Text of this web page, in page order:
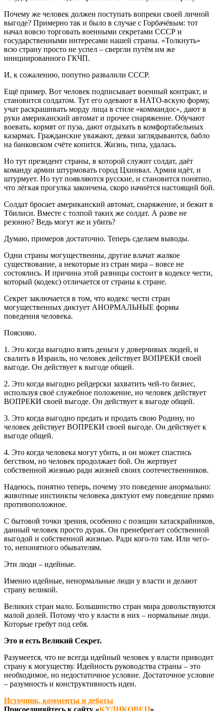
Почему же человек должен поступать вопреки своей личной
выгоде? Примерно так и было в случае с Горбачёвым: тот
начал вовсю торговать военными секретами СССР и
государственными интересами нашей страны. «Толкнуть»
всю страну просто не успел – свергли путём им же
инициированного ГКЧП.
И, к сожалению, попутно развалили СССР.
Ещё пример. Вот человек подписывает военный контракт, и
становится солдатом. Тут его одевают в НАТО-вскую форму,
учат раскрашивать морду лица в стиле «коммандос», дают в
руки американский автомат и прочее снаряжение. Обучают
воевать, кормят от пуза, дают отдыхать в комфортабельных
казармах. Гражданские уважают, девки заглядываются, бабло
на банковском счёте копится. Жизнь, типа, удалась.
Но тут президент страны, в которой служит солдат, даёт
команду армии штурмовать город Цхинвал. Армия идёт, и
штурмует. Но тут появляются русские, и становится понятно,
что лёгкая прогулка закончена, скоро начнётся настоящий бой.
Солдат бросает американский автомат, снаряжение, и бежит в
Тбилиси. Вместе с толпой таких же солдат. А разве не
резонно? Ведь могут же и убить?
Думаю, примеров достаточно. Теперь сделаем выводы.
Одни страны могущественны, другие влачат жалкое
существование, а некоторые из стран мира – вовсе не
состоялись. И причина этой разницы состоит в кодексе чести,
который (кодекс) отличается от страны к стране.
Секрет заключается в том, что кодекс чести стран
могущественных диктует АНОРМАЛЬНЫЕ формы
поведения человека.
Поясняю.
1. Это когда выгодно взять деньги у доверчивых людей, и
свалить в Израиль, но человек действует ВОПРЕКИ своей
выгоде. Он действует к выгоде общей.
2. Это когда выгодно рейдерски захватить чей-то бизнес,
используя своё служебное положение, но человек действует
ВОПРЕКИ своей выгоде. Он действует к выгоде общей.
3. Это когда выгодно предать и продать свою Родину, но
человек действует ВОПРЕКИ своей выгоде. Он действует к
выгоде общей.
4. Это когда человека могут убить, и он может спастись
бегством, но человек продолжает бой. Он жертвует
собственной жизнью ради жизней своих соотечественников.
Надеюсь, понятно теперь, почему это поведение анормально:
животные инстинкты человека диктуют ему поведение прямо
противоположное.
С бытовой точки зрения, особенно с позиции хатаскрайников,
данный человек просто дурак. Он пренебрегает собственной
выгодой и собственной жизнью. Ради кого-то там. Или чего-
то, непонятного обывателям.
Эти люди – идейные.
Именно идейные, ненормальные люди у власти и делают
страну великой.
Великих стран мало. Большинство стран мира довольствуются
малой долей. Потому что у власти в них – нормальные люди.
Которые гребут под себя.
Это и есть Великий Секрет.
Разумеется, что не всегда идейный человек у власти приводит
страну к могуществу. Идейность руководства страны – это
необходимое, но недостаточное условие. Достаточное условие
– разумность и конструктивность идеи.
Источник, комменты и дебаты
Присоединяйтесь к сайту «КУЛИКОВЕЦ»